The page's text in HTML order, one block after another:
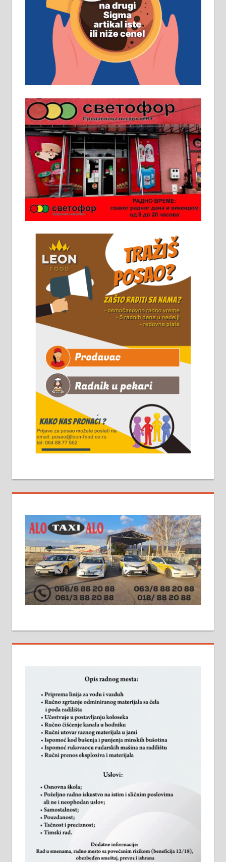
Рудник и флотација Рудник
д.о.о. Рудник запошљава 20
помоћника рудара. Услови:
Основна школа, пожељно радно
искуство на истим и сличним
пословима, али не и неопходан
услов. Обезбеђен смештај,
превоз, исхрана. 032/57-41-122 –
локал 22
Пружам услуге завршних радова
у грађевини, хидроизолације и
молерских радова. 061/25-28-058
Ало таксију потребан возач са Б
категоријом. 064/02-85-511
Потребна два радника за рад на
стоваришту „Липа промет” у
Алексинцу. За више
информација доћи лично на
стовариште у улици Максима
Горког 26 сваког радног дана од
8 до 15 часова. 063/465-045
Чистим све врсте димњака.
061/32-13-445